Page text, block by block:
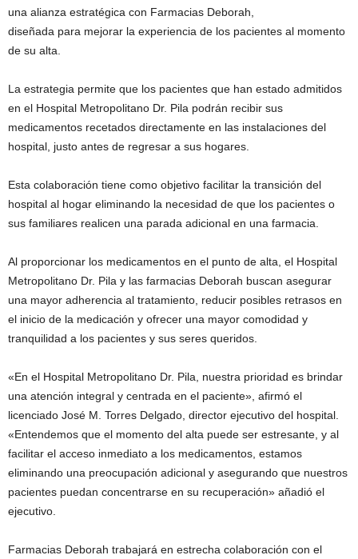
una alianza estratégica con Farmacias Deborah,
diseñada para mejorar la experiencia de los pacientes al momento
de su alta.
La estrategia permite que los pacientes que han estado admitidos
en el Hospital Metropolitano Dr. Pila podrán recibir sus
medicamentos recetados directamente en las instalaciones del
hospital, justo antes de regresar a sus hogares.
Esta colaboración tiene como objetivo facilitar la transición del
hospital al hogar eliminando la necesidad de que los pacientes o
sus familiares realicen una parada adicional en una farmacia.
Al proporcionar los medicamentos en el punto de alta, el Hospital
Metropolitano Dr. Pila y las farmacias Deborah buscan asegurar
una mayor adherencia al tratamiento, reducir posibles retrasos en
el inicio de la medicación y ofrecer una mayor comodidad y
tranquilidad a los pacientes y sus seres queridos.
«En el Hospital Metropolitano Dr. Pila, nuestra prioridad es brindar
una atención integral y centrada en el paciente», afirmó el
licenciado José M. Torres Delgado, director ejecutivo del hospital.
«Entendemos que el momento del alta puede ser estresante, y al
facilitar el acceso inmediato a los medicamentos, estamos
eliminando una preocupación adicional y asegurando que nuestros
pacientes puedan concentrarse en su recuperación» añadió el
ejecutivo.
Farmacias Deborah trabajará en estrecha colaboración con el